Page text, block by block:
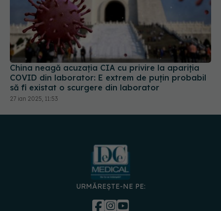
China neagă acuzația CIA cu privire la apariția
COVID din laborator: E extrem de puţin probabil
să fi existat o scurgere din laborator
27 ian 2025, 11:53
URMĂREȘTE-NE PE: